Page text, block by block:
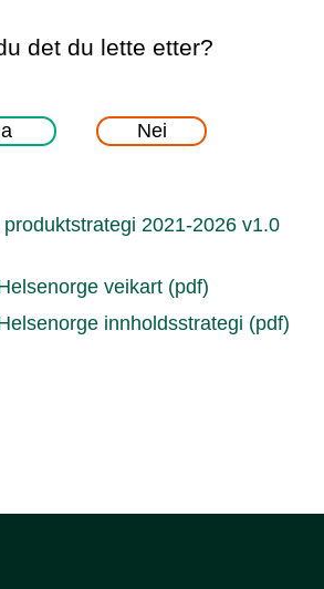
det du lette etter?
Nei
2021-2026 v1.0
veikart (pdf)
innholdsstrategi (pdf)